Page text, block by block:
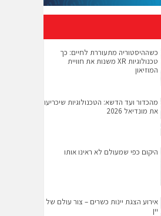
כשההיסטוריה מתעוררת לחיים: כך
טכנולוגיות XR משנות את חוויית
המוזיאון
מהכדור ועד הדשא: הטכנולוגיות שיכריעו
את מונדיאל 2026
היקום כפי שמעולם לא ראינו אותו
אירוע הצגת יינות כשרים – צור עולם של
יין